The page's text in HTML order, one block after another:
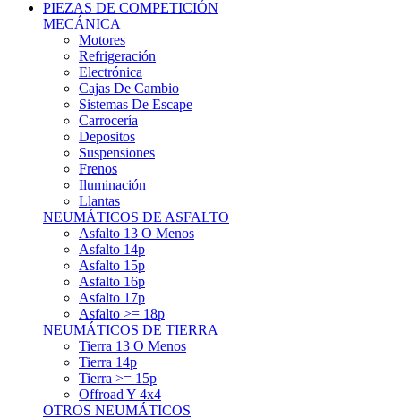
PIEZAS DE COMPETICIÓN
MECÁNICA
Motores
Refrigeración
Electrónica
Cajas De Cambio
Sistemas De Escape
Carrocería
Depositos
Suspensiones
Frenos
Iluminación
Llantas
NEUMÁTICOS DE ASFALTO
Asfalto 13 O Menos
Asfalto 14p
Asfalto 15p
Asfalto 16p
Asfalto 17p
Asfalto >= 18p
NEUMÁTICOS DE TIERRA
Tierra 13 O Menos
Tierra 14p
Tierra >= 15p
Offroad Y 4x4
OTROS NEUMÁTICOS